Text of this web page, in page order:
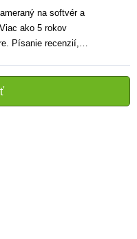
na softvér a
ako 5 rokov
Písanie recenzií,
ktoré pomáhajú
a využiť moderné